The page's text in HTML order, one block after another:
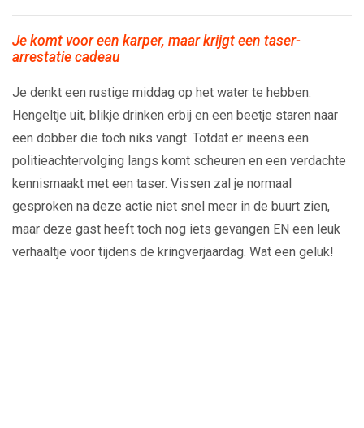
Je komt voor een karper, maar krijgt een taser-
arrestatie cadeau
Je denkt een rustige middag op het water te hebben.
Hengeltje uit, blikje drinken erbij en een beetje staren naar
een dobber die toch niks vangt. Totdat er ineens een
politieachtervolging langs komt scheuren en een verdachte
kennismaakt met een taser. Vissen zal je normaal
gesproken na deze actie niet snel meer in de buurt zien,
maar deze gast heeft toch nog iets gevangen EN een leuk
verhaaltje voor tijdens de kringverjaardag. Wat een geluk!